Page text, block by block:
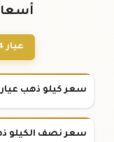
عيار 24
سعر كيلو ذهب عيار ٢٤
سعر نصف الكيلو